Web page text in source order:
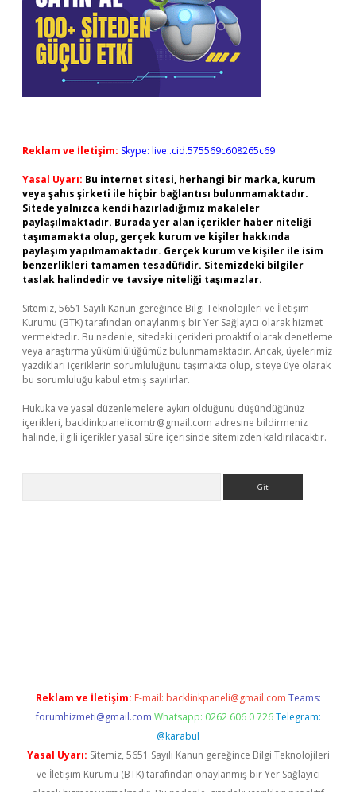
Reklam ve İletişim: Skype: live:.cid.575569c608265c69
Yasal Uyarı: Bu internet sitesi, herhangi bir marka, kurum
veya şahıs şirketi ile hiçbir bağlantısı bulunmamaktadır.
Sitede yalnızca kendi hazırladığımız makaleler
paylaşılmaktadır. Burada yer alan içerikler haber niteliği
taşımamakta olup, gerçek kurum ve kişiler hakkında
paylaşım yapılmamaktadır. Gerçek kurum ve kişiler ile isim
benzerlikleri tamamen tesadüfidir. Sitemizdeki bilgiler
taslak halindedir ve tavsiye niteliği taşımazlar.
Sitemiz, 5651 Sayılı Kanun gereğince Bilgi Teknolojileri ve İletişim
Kurumu (BTK) tarafından onaylanmış bir Yer Sağlayıcı olarak hizmet
vermektedir. Bu nedenle, sitedeki içerikleri proaktif olarak denetleme
veya araştırma yükümlülüğümüz bulunmamaktadır. Ancak, üyelerimiz
yazdıkları içeriklerin sorumluluğunu taşımakta olup, siteye üye olarak
bu sorumluluğu kabul etmiş sayılırlar.
Hukuka ve yasal düzenlemelere aykırı olduğunu düşündüğünüz
içerikleri, backlinkpanelicomtr@gmail.com adresine bildirmeniz
halinde, ilgili içerikler yasal süre içerisinde sitemizden kaldırılacaktır.
Reklam ve İletişim: E-mail: backlinkpaneli@gmail.com Teams:
forumhizmeti@gmail.com Whatsapp: 0262 606 0 726 Telegram:
@karabul
Yasal Uyarı: Sitemiz, 5651 Sayılı Kanun gereğince Bilgi Teknolojileri
ve İletişim Kurumu (BTK) tarafından onaylanmış bir Yer Sağlayıcı